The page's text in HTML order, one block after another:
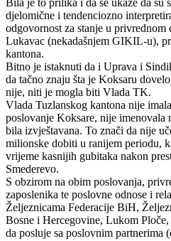
djelomične i tendenciozno
odgovornost za stanje u privrednom
Lukavac (nekadašnjem GIKIL-u),
kantona.
Bitno je istaknuti da i Uprava i
da tačno znaju šta je Koksaru
nije, niti je mogla biti Vlada TK.
Vlada Tuzlanskog kantona nije
poslovanje Koksare, nije imenovala
bila izvještavana. To znači da nije
milionske dobiti u ranijem periodu,
vrijeme kasnijih gubitaka nakon
Smederevo.
S obzirom na obim poslovanja,
zaposlenika te poslovne odnose i
Željeznicama Federacije BiH,
Bosne i Hercegovine, Lukom
da posluje sa poslovnim partnerima